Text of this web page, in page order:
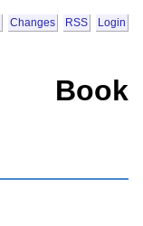
Changes RSS Login
Book